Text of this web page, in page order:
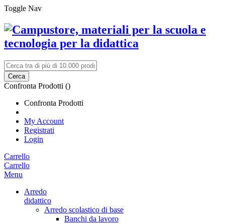
Toggle Nav
Cerca
Confronta Prodotti ()
Confronta Prodotti
My Account
Registrati
Login
Carrello
Carrello
Menu
Arredo
didattico
Arredo scolastico di base
Banchi da lavoro